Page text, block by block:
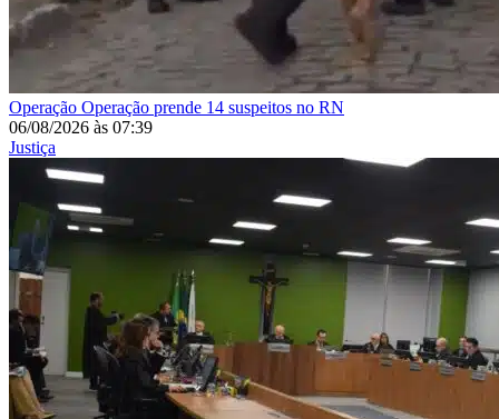
Operação Operação prende 14 suspeitos no RN
06/08/2026 às 07:39
Justiça